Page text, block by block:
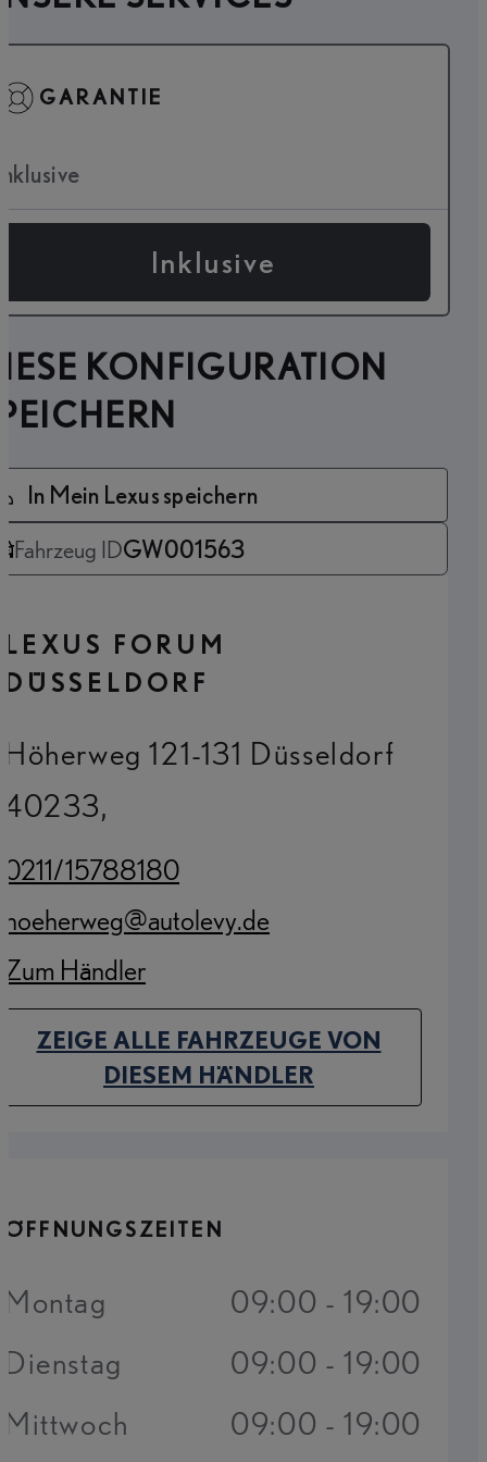
GARANTIE
Inklusive
KONFIGURATION
In Mein Lexus speichern
Fahrzeug IDGW001563
LEXUS FORUM
DÜSSELDORF
Höherweg 121-131 Düsseldorf
40233,
0211/15788180
(Opens in new tab)
hoeherweg@autolevy.de
(Opens in new tab)
Zum Händler
(Opens in new tab)
ZEIGE ALLE FAHRZEUGE VON
DIESEM HÄNDLER(OPENS IN NEW TAB)
ÖFFNUNGSZEITEN
Montag
09:00 - 19:00
Dienstag
09:00 - 19:00
Mittwoch
09:00 - 19:00